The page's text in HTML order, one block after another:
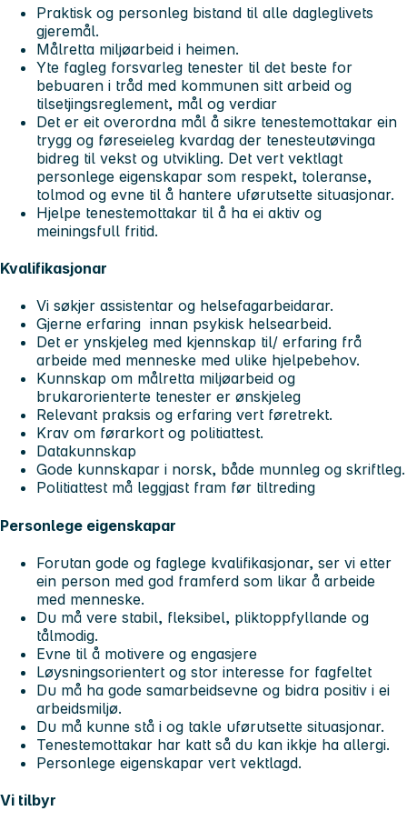
Praktisk og personleg bistand til alle dagleglivets
gjeremål.
Målretta miljøarbeid i heimen.
Yte fagleg forsvarleg tenester til det beste for
bebuaren i tråd med kommunen sitt arbeid og
tilsetjingsreglement, mål og verdiar
Det er eit overordna mål å sikre tenestemottakar ein
trygg og føreseieleg kvardag der tenesteutøvinga
bidreg til vekst og utvikling. Det vert vektlagt
personlege eigenskapar som respekt, toleranse,
tolmod og evne til å hantere uførutsette situasjonar.
Hjelpe tenestemottakar til å ha ei aktiv og
meiningsfull fritid.
Kvalifikasjonar
Vi søkjer assistentar og helsefagarbeidarar.
Gjerne erfaring innan psykisk helsearbeid.
Det er ynskjeleg med kjennskap til/ erfaring frå
arbeide med menneske med ulike hjelpebehov.
Kunnskap om målretta miljøarbeid og
brukarorienterte tenester er ønskjeleg
Relevant praksis og erfaring vert føretrekt.
Krav om førarkort og politiattest.
Datakunnskap
Gode kunnskapar i norsk, både munnleg og skriftleg.
Politiattest må leggjast fram før tiltreding
Personlege eigenskapar
Forutan gode og faglege kvalifikasjonar, ser vi etter
ein person med god framferd som likar å arbeide
med menneske.
Du må vere stabil, fleksibel, pliktoppfyllande og
tålmodig.
Evne til å motivere og engasjere
Løysningsorientert og stor interesse for fagfeltet
Du må ha gode samarbeidsevne og bidra positiv i ei
arbeidsmiljø.
Du må kunne stå i og takle uførutsette situasjonar.
Tenestemottakar har katt så du kan ikkje ha allergi.
Personlege eigenskapar vert vektlagd.
Vi tilbyr